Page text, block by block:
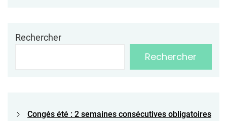
Rechercher
Rechercher
Congés été : 2 semaines consécutives obligatoires